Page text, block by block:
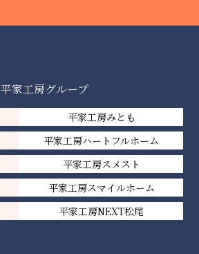
平家工房グループ
平家工房みとも
平家工房ハートフルホーム
平家工房スメスト
平家工房スマイルホーム
平家工房NEXT松尾